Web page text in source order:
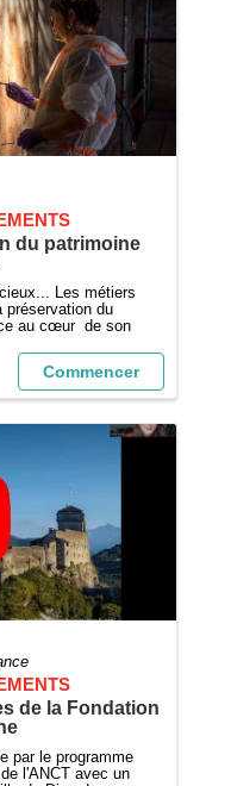
du patrimoine
Les métiers
préservation du
au cœur de son
Commencer
de la Fondation
par le programme
l'ANCT avec un